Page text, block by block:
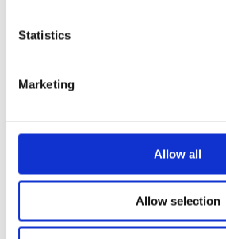
Statistics
Marketing
Allow all
Allow selection
展覽會
15
9月26
Messepiazza 1, 70629